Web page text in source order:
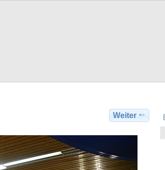
Weiter